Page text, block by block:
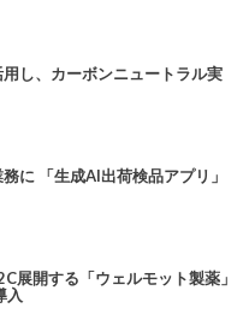
し、カーボンニュートラル実
に 「生成AI出荷検品アプリ」
展開する「ウェルモット製薬」
入